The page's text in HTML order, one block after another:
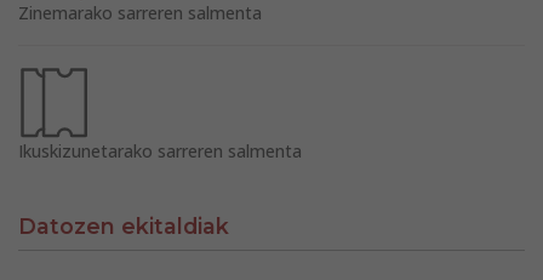
Zinemarako sarreren salmenta
Ikuskizunetarako sarreren salmenta
Datozen ekitaldiak